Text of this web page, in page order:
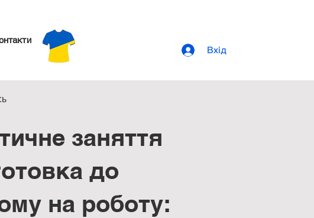
Вхід
заняття
до
на роботу: